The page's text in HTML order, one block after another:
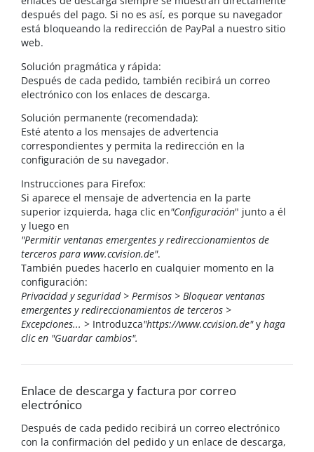
después del pago. Si no es así, es porque su navegador
está bloqueando la redirección de PayPal a nuestro sitio
web.
Solución pragmática y rápida:
Después de cada pedido, también recibirá un correo
electrónico con los enlaces de descarga.
Solución permanente (recomendada):
Esté atento a los mensajes de advertencia
correspondientes y permita la redirección en la
configuración de su navegador.
Instrucciones para Firefox:
Si aparece el mensaje de advertencia en la parte
superior izquierda, haga clic en"Configuración" junto a él
y luego en
"Permitir ventanas emergentes y redireccionamientos de
terceros para www.ccvision.de".
También puedes hacerlo en cualquier momento en la
configuración:
Privacidad y seguridad > Permisos > Bloquear ventanas
emergentes y redireccionamientos de terceros >
Excepciones... > Introduzca"https://www.ccvision.de"y haga
clic en "Guardar cambios".
Enlace de descarga y factura por correo
electrónico
Después de cada pedido recibirá un correo electrónico
con la confirmación del pedido y un enlace de descarga,